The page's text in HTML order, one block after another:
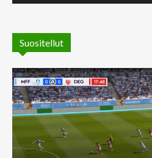
Suositellut